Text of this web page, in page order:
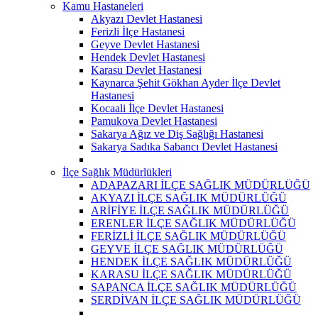
Kamu Hastaneleri
Akyazı Devlet Hastanesi
Ferizli İlçe Hastanesi
Geyve Devlet Hastanesi
Hendek Devlet Hastanesi
Karasu Devlet Hastanesi
Kaynarca Şehit Gökhan Ayder İlçe Devlet
Hastanesi
Kocaali İlçe Devlet Hastanesi
Pamukova Devlet Hastanesi
Sakarya Ağız ve Diş Sağlığı Hastanesi
Sakarya Sadıka Sabancı Devlet Hastanesi
İlçe Sağlık Müdürlükleri
ADAPAZARI İLÇE SAĞLIK MÜDÜRLÜĞÜ
AKYAZI İLÇE SAĞLIK MÜDÜRLÜĞÜ
ARİFİYE İLÇE SAĞLIK MÜDÜRLÜĞÜ
ERENLER İLÇE SAĞLIK MÜDÜRLÜĞÜ
FERİZLİ İLÇE SAĞLIK MÜDÜRLÜĞÜ
GEYVE İLÇE SAĞLIK MÜDÜRLÜĞÜ
HENDEK İLÇE SAĞLIK MÜDÜRLÜĞÜ
KARASU İLÇE SAĞLIK MÜDÜRLÜĞÜ
SAPANCA İLÇE SAĞLIK MÜDÜRLÜĞÜ
SERDİVAN İLÇE SAĞLIK MÜDÜRLÜĞÜ